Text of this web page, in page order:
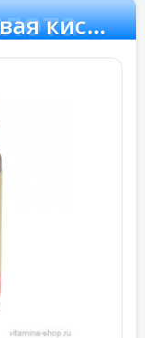
Solgar, Альфа-липоевая кислота